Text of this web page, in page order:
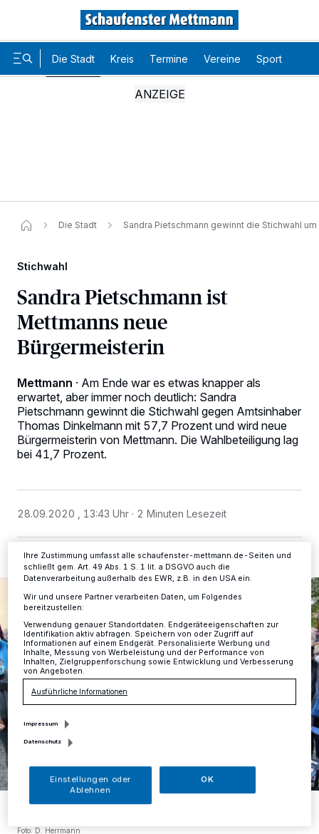
Die Stadt Kreis Termine Vereine Sport
Die Stadt Sandra Pietschmann gewinnt die Stichwahl
Stichwahl
Sandra Pietschmann ist
Mettmanns neue
Bürgermeisterin
Mettmann · Am Ende war es etwas knapper als
erwartet, aber immer noch deutlich: Sandra
Pietschmann gewinnt die Stichwahl gegen Amtsinhaber
Thomas Dinkelmann mit 57,7 Prozent und wird neue
Bürgermeisterin von Mettmann. Die Wahlbeteiligung lag
bei 41,7 Prozent.
28.09.2020 , 13:43 Uhr 2 Minuten Lesezeit
Glücklich nach dem Sieg: Sandra Pietschmann mit ihrem Mann
Foto: D. Herrmann
Wir und unsere 218-Partner speichern und greifen auf
personenbezogene Daten wie Browserdaten oder eindeutige
Kennungen auf Ihrem Gerät zu. Durch Auswahl von OK aktivieren Sie
Tracking-Technologien für die unter „Wir und unsere Partner
verarbeiten Daten, um Ihnen Dienste bereitzustellen“ aufgeführten
dieses Menü jederzeit wieder aufrufen, um Ihre Einstellungen zu
Einstellungen oder Ablehnen am unteren Rand der Webseite klicken.
Informationen finden Sie in unserer Datenschutzerklärung.
Ihre Zustimmung umfasst alle schaufenster-mettmann.de-Seiten und
schließt gem. Art. 49 Abs. 1 S. 1 lit. a DSGVO auch die
Datenverarbeitung außerhalb des EWR, z.B. in den USA ein.
Wir und unsere Partner verarbeiten Daten, um Folgendes
bereitzustellen:
Verwendung genauer Standortdaten. Endgeräteeigenschaften zur
Identifikation aktiv abfragen. Speichern von oder Zugriff auf
Informationen auf einem Endgerät. Personalisierte Werbung und
Inhalte, Messung von Werbeleistung und der Performance von
Inhalten, Zielgruppenforschung sowie Entwicklung und Verbesserung
von Angeboten.
Ausführliche Informationen
Impressum
Datenschutz
Einstellungen oder
Ablehnen
OK